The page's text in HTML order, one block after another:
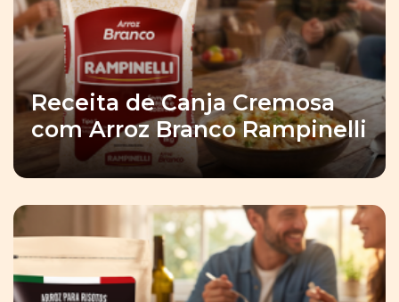
Receita de Canja Cremosa
com Arroz Branco Rampinelli